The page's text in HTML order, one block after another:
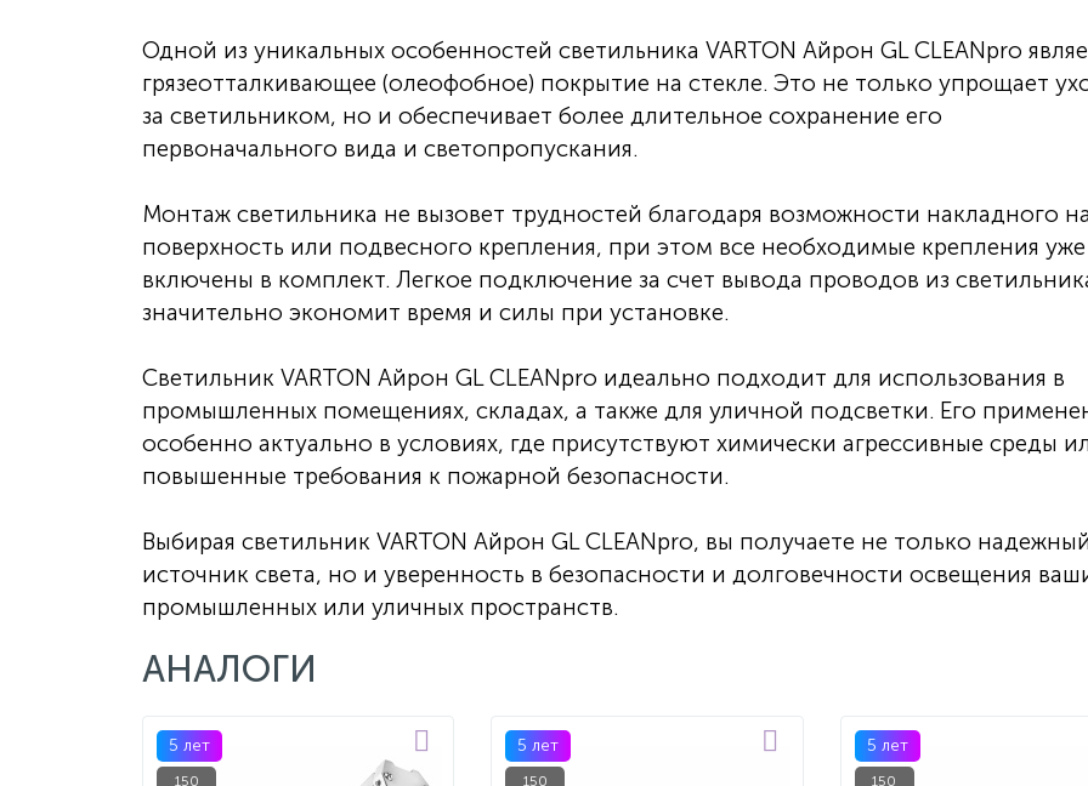
Одной из уникальных особенностей светильника VARTON Айрон GL CLEANpro
грязеотталкивающее (олеофобное) покрытие на стекле. Это не только упрощает
за светильником, но и обеспечивает более длительное сохранение его
первоначального вида и светопропускания.
Монтаж светильника не вызовет трудностей благодаря возможности накладного на
поверхность или подвесного крепления, при этом все необходимые крепления уже
включены в комплект. Легкое подключение за счет вывода проводов из
значительно экономит время и силы при установке.
Светильник VARTON Айрон GL CLEANpro идеально подходит для использования в
промышленных помещениях, складах, а также для уличной подсветки. Его
особенно актуально в условиях, где присутствуют химически агрессивные среды
повышенные требования к пожарной безопасности.
Выбирая светильник VARTON Айрон GL CLEANpro, вы получаете не только надежный
источник света, но и уверенность в безопасности и долговечности освещения
промышленных или уличных пространств.
АНАЛОГИ
5 лет
150
5 лет
150
5 лет
150